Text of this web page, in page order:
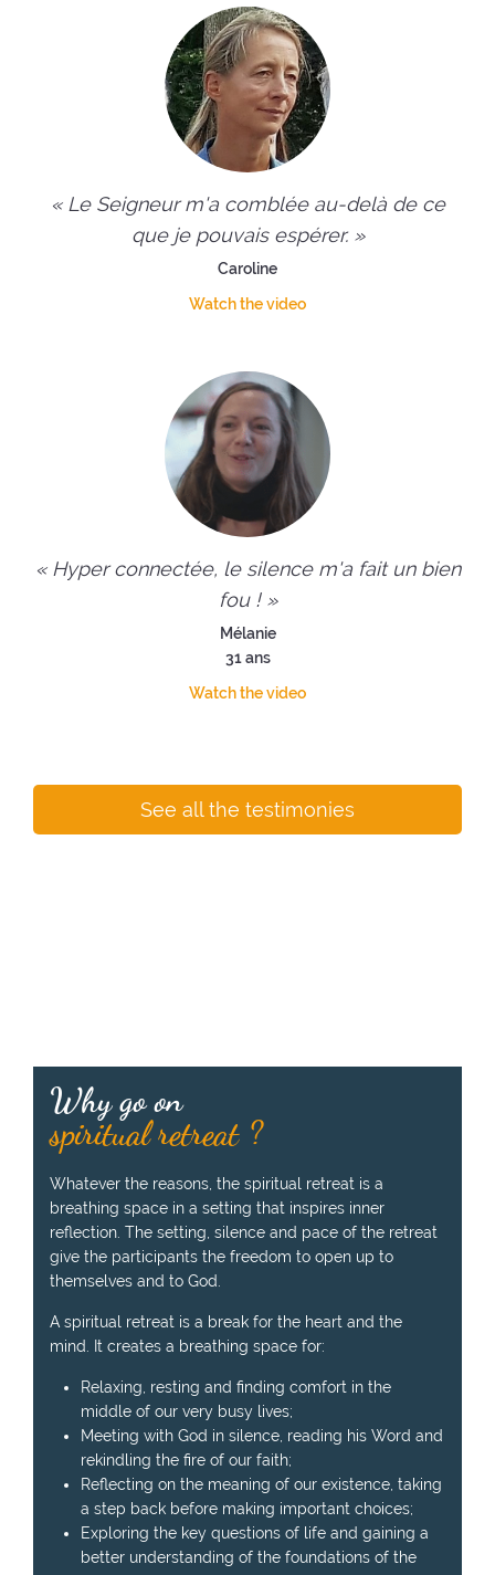
« Le Seigneur m'a comblée au-delà de ce
que je pouvais espérer. »
Caroline
Watch the video
« Hyper connectée, le silence m'a fait un bien
fou ! »
Mélanie
31 ans
Watch the video
See all the testimonies
Why go on
spiritual retreat ?
Whatever the reasons, the spiritual retreat is a
breathing space in a setting that inspires inner
reflection. The setting, silence and pace of the retreat
give the participants the freedom to open up to
themselves and to God.
A spiritual retreat is a break for the heart and the
mind. It creates a breathing space for:
Relaxing, resting and finding comfort in the
middle of our very busy lives;
Meeting with God in silence, reading his Word and
rekindling the fire of our faith;
Reflecting on the meaning of our existence, taking
a step back before making important choices;
Exploring the key questions of life and gaining a
better understanding of the foundations of the